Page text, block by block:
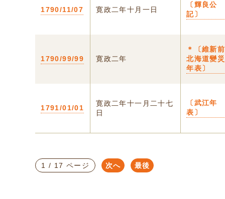
1790/11/07 寛政二年十月一日
〔輝良公
記〕
1790/99/99 寛政二年
＊〔維新前
北海道變災
年表〕
1791/01/01
寛政二年十一月二十七
日
〔武江年
表〕
1 / 17 ページ 次へ 最後